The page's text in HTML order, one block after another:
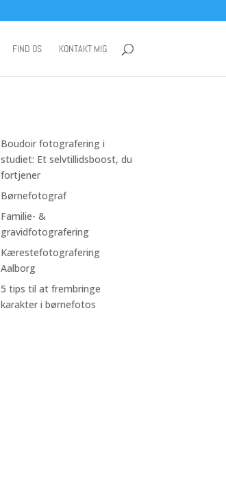
FIND OS KONTAKT MIG
Boudoir fotografering i
studiet: Et selvtillidsboost, du
fortjener
Børnefotograf
Familie- &
gravidfotografering
Kærestefotografering
Aalborg
5 tips til at frembringe
karakter i børnefotos